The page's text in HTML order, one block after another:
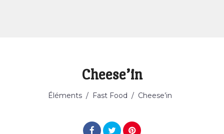
Catégorie
Cheese’in
Éléments / Fast Food / Cheese’in